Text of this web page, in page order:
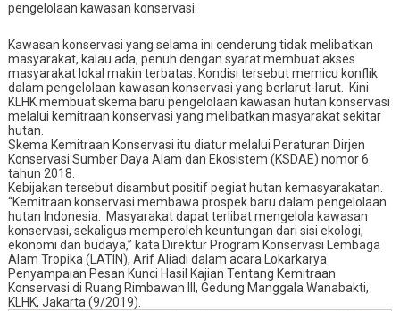
pengelolaan kawasan konservasi.
Kawasan konservasi yang selama ini cenderung tidak melibatkan
masyarakat, kalau ada, penuh dengan syarat membuat akses
masyarakat lokal makin terbatas. Kondisi tersebut memicu konflik
dalam pengelolaan kawasan konservasi yang berlarut-larut.
Kini
KLHK membuat skema baru pengelolaan kawasan hutan konservasi
melalui kemitraan konservasi yang melibatkan masyarakat sekitar
hutan.
Skema Kemitraan Konservasi itu diatur melalui Peraturan Dirjen
Konservasi Sumber Daya Alam dan Ekosistem (KSDAE) nomor 6
tahun 2018.
Kebijakan tersebut disambut positif pegiat hutan kemasyarakatan.
“Kemitraan konservasi membawa prospek baru dalam pengelolaan
hutan Indonesia.
Masyarakat dapat terlibat mengelola kawasan
konservasi, sekaligus memperoleh keuntungan dari sisi ekologi,
ekonomi dan budaya,” kata Direktur Program Konservasi Lembaga
Alam Tropika (LATIN), Arif Aliadi dalam acara Lokarkarya
Penyampaian Pesan Kunci Hasil Kajian Tentang Kemitraan
Konservasi di Ruang Rimbawan III, Gedung Manggala Wanabakti,
KLHK, Jakarta (9/2019)